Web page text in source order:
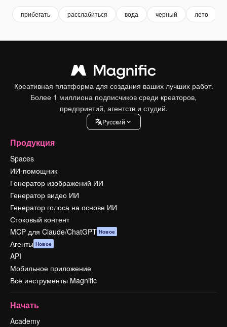
прибегать расслабиться вода черный лето
Креативная платформа для создания ваших лучших работ.
Более 1 миллиона подписчиков среди креаторов,
предприятий, агентств и студий.
Pусский
Продукция
Spaces
ИИ-помощник
Генератор изображений ИИ
Генератор видео ИИ
Генератор голоса на основе ИИ
Стоковый контент
MCP для Claude/ChatGPT Новое
Агенты Новое
API
Мобильное приложение
Все инструменты Magnific
Начать
Academy